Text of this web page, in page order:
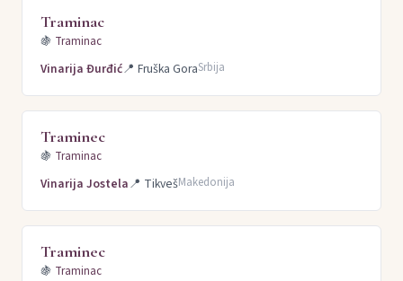
Traminac
🍇 Traminac
Vinarija Đurđić📍 Fruška GoraSrbija
Traminec
🍇 Traminac
Vinarija Jostela📍 TikvešMakedonija
Traminec
🍇 Traminac